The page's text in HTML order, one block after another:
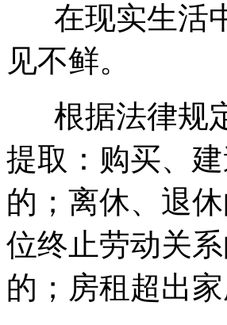
在现实生活
见不鲜。
根据法律规
提取：购买、
的；离休、退
位终止劳动关
的；房租超出